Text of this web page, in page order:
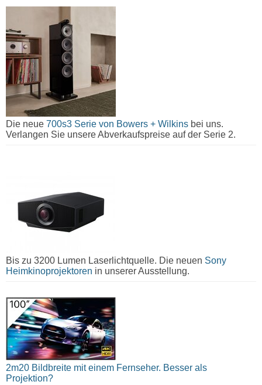
Die neue 700s3 Serie von Bowers + Wilkins bei uns.
Verlangen Sie unsere Abverkaufspreise auf der Serie 2.
Bis zu 3200 Lumen Laserlichtquelle. Die neuen Sony
Heimkinoprojektoren in unserer Ausstellung.
2m20 Bildbreite mit einem Fernseher. Besser als
Projektion?